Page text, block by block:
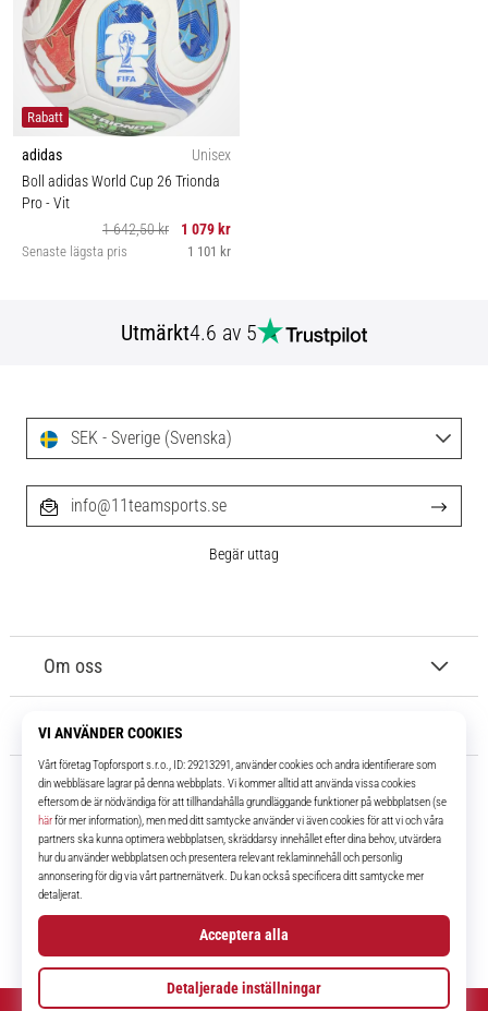
Rabatt
adidas
Unisex
Boll adidas World Cup 26 Trionda
Pro- Vit
1 642,50 kr
1 079 kr
Senaste lägsta pris 1 101 kr
Utmärkt4.6 av 5
11teamsports.se
I över 16 år har vi varit dina lagkamrater, vilket ger dig de bästa och
senaste fotbollsprodukterna.
FacebookInstagramYouTube
Om oss
Kundtjänst
SEK - Sverige (Svenska)
info@11teamsports.se
Begär uttag